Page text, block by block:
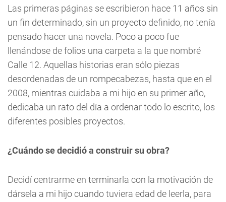
Las primeras páginas se escribieron hace 11 años sin
un fin determinado, sin un proyecto definido, no tenía
pensado hacer una novela. Poco a poco fue
llenándose de folios una carpeta a la que nombré
Calle 12. Aquellas historias eran sólo piezas
desordenadas de un rompecabezas, hasta que en el
2008, mientras cuidaba a mi hijo en su primer año,
dedicaba un rato del día a ordenar todo lo escrito, los
diferentes posibles proyectos.
¿Cuándo se decidió a construir su obra?
Decidí centrarme en terminarla con la motivación de
dársela a mi hijo cuando tuviera edad de leerla, para